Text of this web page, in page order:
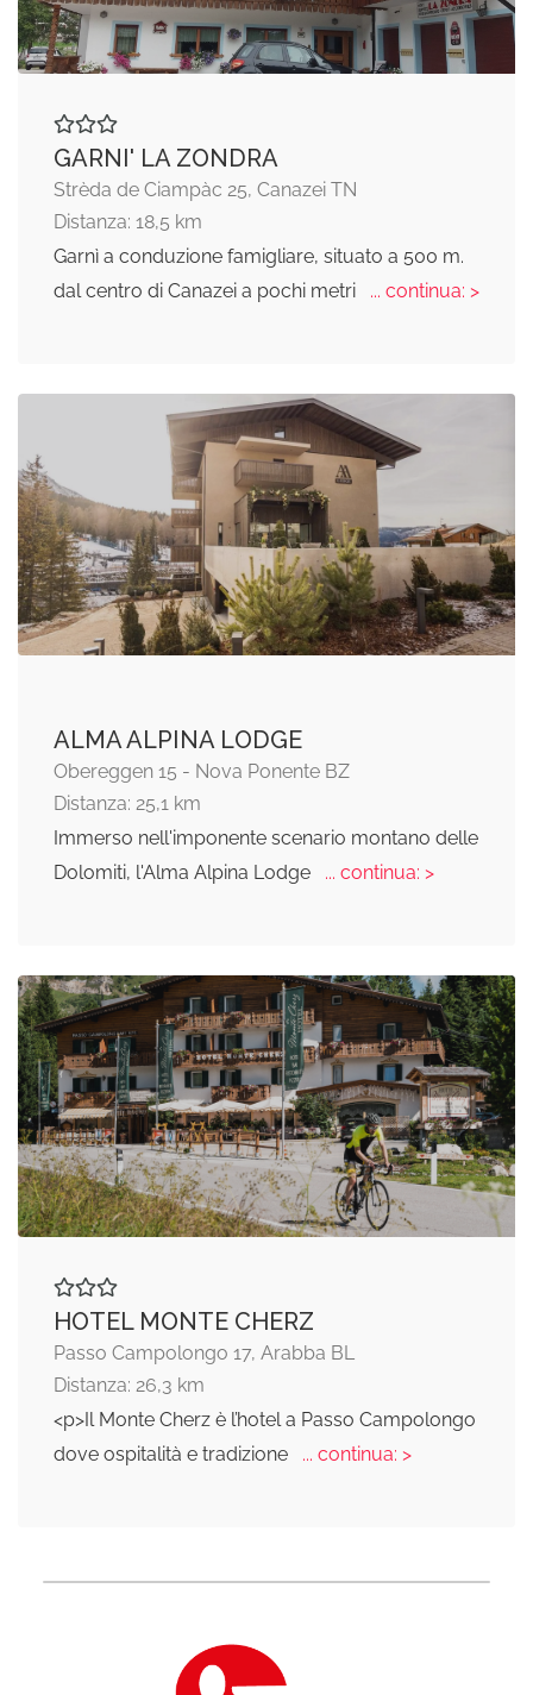
GARNI' LA ZONDRA
Strèda de Ciampàc 25, Canazei TN
Distanza: 18,5 km
Garnì a conduzione famigliare, situato a 500 m.
dal centro di Canazei a pochi metri
... continua: >
ALMA ALPINA LODGE
Obereggen 15 - Nova Ponente BZ
Distanza: 25,1 km
Immerso nell'imponente scenario montano delle
Dolomiti, l'Alma Alpina Lodge
... continua: >
HOTEL MONTE CHERZ
Passo Campolongo 17, Arabba BL
Distanza: 26,3 km
<p>Il Monte Cherz è l’hotel a Passo Campolongo
dove ospitalità e tradizione
... continua: >